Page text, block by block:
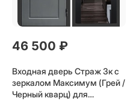
46 500 ₽
Входная дверь Страж 3к с
зеркалом Максимум (Грей /
Черный кварц) для